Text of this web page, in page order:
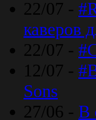
22/07 -
каверов
22/07 -
12/07 -
Sons
27/06 - В